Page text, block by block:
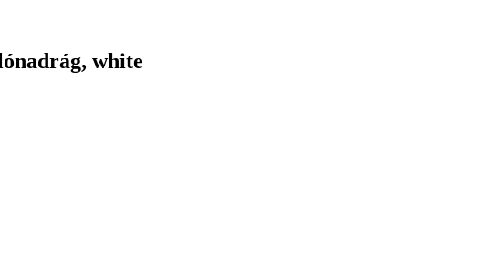
white